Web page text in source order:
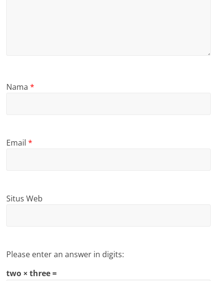
Nama*
Email*
Situs Web
Please enter an answer in digits:
two × three =